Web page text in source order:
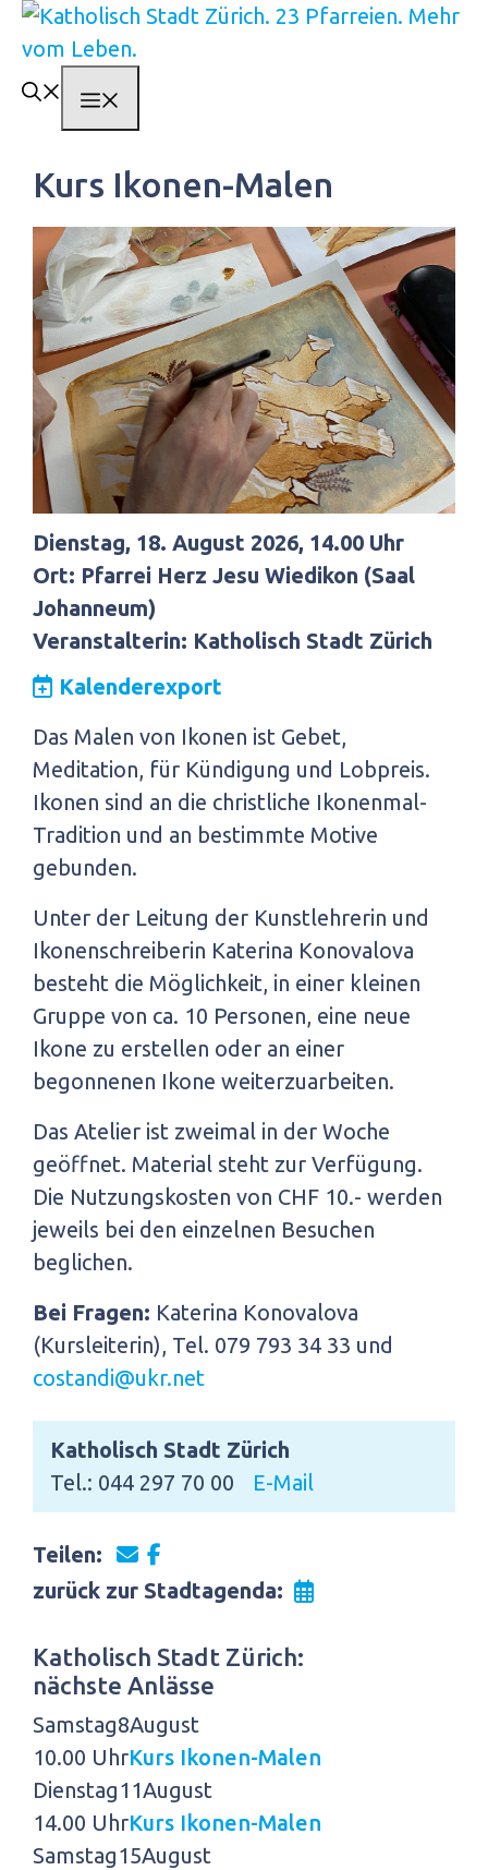
Springe
zum
Inhalt
Kurs Ikonen-Malen
Dienstag, 18. August 2026, 14.00 Uhr
Ort: Pfarrei Herz Jesu Wiedikon (Saal
Johanneum)
Veranstalterin: Katholisch Stadt Zürich
Kalenderexport
Das Malen von Ikonen ist Gebet,
Meditation, für Kündigung und Lobpreis.
Ikonen sind an die christliche Ikonenmal-
Tradition und an bestimmte Motive
gebunden.
Unter der Leitung der Kunstlehrerin und
Ikonenschreiberin Katerina Konovalova
besteht die Möglichkeit, in einer kleinen
Gruppe von ca. 10 Personen, eine neue
Ikone zu erstellen oder an einer
begonnenen Ikone weiterzuarbeiten.
Das Atelier ist zweimal in der Woche
geöffnet. Material steht zur Verfügung.
Die Nutzungskosten von CHF 10.- werden
jeweils bei den einzelnen Besuchen
beglichen.
Bei Fragen: Katerina Konovalova
(Kursleiterin), Tel. 079 793 34 33 und
costandi@ukr.net
Katholisch Stadt Zürich
Tel.: 044 297 70 00
E-Mail
Teilen:
zurück zur Stadtagenda:
Katholisch Stadt Zürich:
nächste Anlässe
Samstag8August
10.00 UhrKurs Ikonen-Malen
Dienstag11August
14.00 UhrKurs Ikonen-Malen
Samstag15August